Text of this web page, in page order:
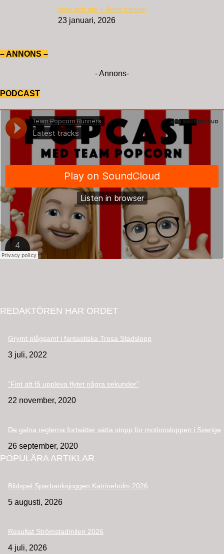
Inne och ute – Årets trender
23 januari, 2026
– ANNONS –
- Annons-
PODCAST
REDAKTÖREN HAR ORDET
Grymt plågsamt i fantastiska Trosa Stadslopp
3 juli, 2022
”Fint att få uppleva flytet några sekunder”
22 november, 2020
De galna reglerna fortsätter sätta stopp för motionsloppen i Sverige
26 september, 2020
POPULÄRA ARTIKLAR
Bildspel Sparbanksjoggen Katrineholm 2026
5 augusti, 2026
Resultat Strömstadmilen 2026
4 juli, 2026